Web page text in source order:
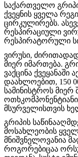
საქართველო
ქვეყნის ყველა
ცირკულირებს.
რესპირაციული
რესპირატორული
ვირუსი,
მიერ იმართება.
ვაქცინა ქვეყანაში
დაახლოებით, 150
სამინისტროს
მსურველისთვის
გრიპის
მოსახლეობის
მნიშვნელოვანია
როგორებიცაა